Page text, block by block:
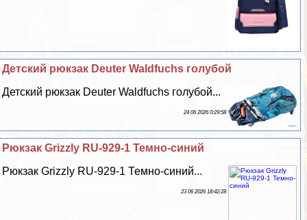
Детский рюкзак Deuter Waldfuchs гoлyбой
Детский рюкзак Deuter Waldfuchs гoлyбой...
24 06 2026 0:29:58
Рюкзак Grizzly RU-929-1 Темно-синий
Рюкзак Grizzly RU-929-1 Темно-синий...
23 06 2026 18:42:28